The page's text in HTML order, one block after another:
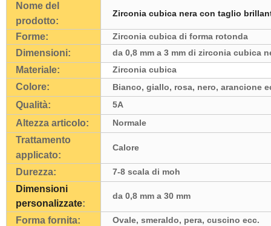
Nome del
prodotto:
Zirconia cubica nera con taglio
Forme: Zirconia cubica di forma rotonda
Dimensioni: da 0,8 mm a 3 mm di zirconia cubica
Materiale: Zirconia cubica
Colore: Bianco, giallo, rosa, nero, arancione
Qualità: 5A
Altezza articolo: Normale
Trattamento
applicato:
Calore
Durezza: 7-8 scala di moh
Dimensioni
personalizzate:
da 0,8 mm a 30 mm
Forma fornita: Ovale, smeraldo, pera, cuscino ecc.